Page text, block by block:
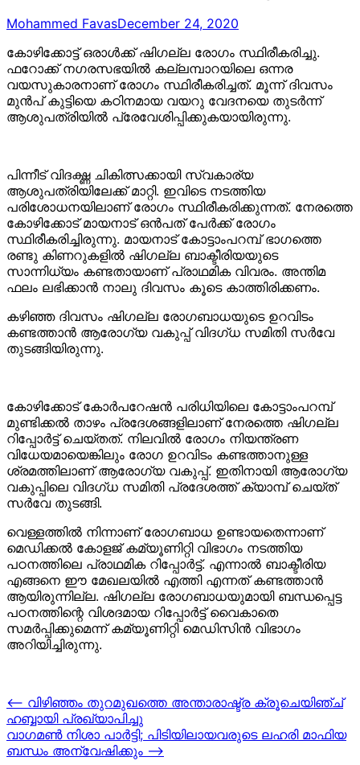
Mohammed FavasDecember 24, 2020
കോഴിക്കോട്ട് ഒരാള്‍ക്ക് ഷിഗല്ല രോഗം സ്ഥിരീകരിച്ചു.
ഫറോക്ക് നഗരസഭയില്‍ കല്ലമ്പാറയിലെ ഒന്നര
വയസുകാരനാണ് രോഗം സ്ഥിരീകരിച്ചത്. മൂന്ന് ദിവസം
മുൻപ് കുട്ടിയെ കഠിനമായ വയറു വേദനയെ തുടർന്ന്
ആശുപത്രിയിൽ പ്രേവേശിപ്പിക്കുകയായിരുന്നു.
പിന്നീട് വിദഗ്ദ്ധ ചികിത്സക്കായി സ്വകാര്യ
ആശുപത്രിയിലേക്ക് മാറ്റി. ഇവിടെ നടത്തിയ
പരിശോധനയിലാണ് രോഗം സ്ഥിരീകരിക്കുന്നത്. നേരത്തെ
കോഴിക്കോട് മായനാട് ഒന്‍പത് പേർക്ക് രോഗം
സ്ഥിരീകരിച്ചിരുന്നു. മായനാട് കോട്ടാംപറമ്പ് ഭാഗത്തെ
രണ്ടു കിണറുകളിൽ ഷിഗല്ല ബാക്ടീരിയയുടെ
സാന്നിധ്യം കണ്ടതായാണ് പ്രാഥമിക വിവരം. അന്തിമ
ഫലം ലഭിക്കാൻ നാലു ദിവസം കൂടെ കാത്തിരിക്കണം.
കഴിഞ്ഞ ദിവസം ഷിഗല്ല രോഗബാധയുടെ ഉറവിടം
കണ്ടത്താന്‍ ആരോഗ്യ വകുപ്പ് വിദഗ്ധ സമിതി സര്‍വേ
തുടങ്ങിയിരുന്നു.
കോഴിക്കോട് കോര്‍പറേഷന്‍ പരിധിയിലെ കോട്ടാംപറമ്പ്
മുണ്ടിക്കല്‍ താഴം പ്രദേശങ്ങളിലാണ് നേരത്തെ ഷിഗല്ല
റിപ്പോര്‍ട്ട് ചെയ്തത്. നിലവില്‍ രോഗം നിയന്ത്രണ
വിധേയമായെങ്കിലും രോഗ ഉറവിടം കണ്ടത്താനുള്ള
ശ്രമത്തിലാണ് ആരോഗ്യ വകുപ്പ്. ഇതിനായി ആരോഗ്യ
വകുപ്പിലെ വിദഗ്ധ സമിതി പ്രദേശത്ത് ക്യാമ്പ് ചെയ്ത്
സര്‍വേ തുടങ്ങി.
വെള്ളത്തില്‍ നിന്നാണ് രോഗബാധ ഉണ്ടായതെന്നാണ്
മെഡിക്കല്‍ കോളജ് കമ്യൂണിറ്റി വിഭാഗം നടത്തിയ
പഠനത്തിലെ പ്രാഥമിക റിപ്പോര്‍ട്ട്. എന്നാല്‍ ബാക്ടീരിയ
എങ്ങനെ ഈ മേഖലയില്‍ എത്തി എന്നത് കണ്ടത്താന്‍
ആയിരുന്നില്ല. ഷിഗല്ല രോഗബാധയുമായി ബന്ധപ്പെട്ട
പഠനത്തിന്റെ വിശദമായ റിപ്പോര്‍ട്ട് വൈകാതെ
സമര്‍പ്പിക്കുമെന്ന് കമ്യൂണിറ്റി മെഡിസിന്‍ വിഭാഗം
അറിയിച്ചിരുന്നു.
Post
navigation
⟵ വിഴിഞ്ഞം തുറമുഖത്തെ അന്താരാഷ്ട്ര ക്രൂചെയിഞ്ച്
ഹബ്ബായി പ്രഖ്യാപിച്ചു
വാഗമണ്‍ നിശാ പാര്‍ട്ടി; പിടിയിലായവരുടെ ലഹരി മാഫിയ
ബന്ധം അന്വേഷിക്കും ⟶